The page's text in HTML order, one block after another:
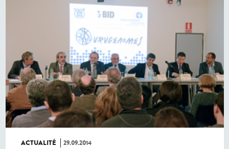
ACTUALITÉ 29.09.2014